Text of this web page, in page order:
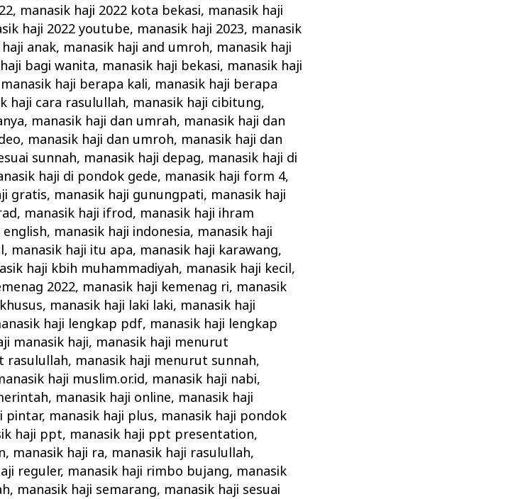
, manasik haji 2022 kota bekasi, manasik haji
haji 2022 youtube, manasik haji 2023, manasik
anak, manasik haji and umroh, manasik haji
bagi wanita, manasik haji bekasi, manasik haji
manasik haji berapa kali, manasik haji berapa
haji cara rasulullah, manasik haji cibitung,
, manasik haji dan umrah, manasik haji dan
, manasik haji dan umroh, manasik haji dan
sunnah, manasik haji depag, manasik haji di
haji di pondok gede, manasik haji form 4,
gratis, manasik haji gunungpati, manasik haji
, manasik haji ifrod, manasik haji ihram
english, manasik haji indonesia, manasik haji
, manasik haji itu apa, manasik haji karawang,
haji kbih muhammadiyah, manasik haji kecil,
2022, manasik haji kemenag ri, manasik
, manasik haji laki laki, manasik haji
haji lengkap pdf, manasik haji lengkap
manasik haji, manasik haji menurut
rasulullah, manasik haji menurut sunnah,
haji muslim.or.id, manasik haji nabi,
, manasik haji online, manasik haji
pintar, manasik haji plus, manasik haji pondok
haji ppt, manasik haji ppt presentation,
, manasik haji ra, manasik haji rasulullah,
reguler, manasik haji rimbo bujang, manasik
, manasik haji semarang, manasik haji sesuai